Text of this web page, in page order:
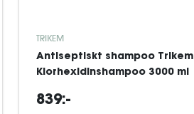
TRIKEM
Antiseptiskt shampoo Trikem
Klorhexidinshampoo 3000 ml
839:-